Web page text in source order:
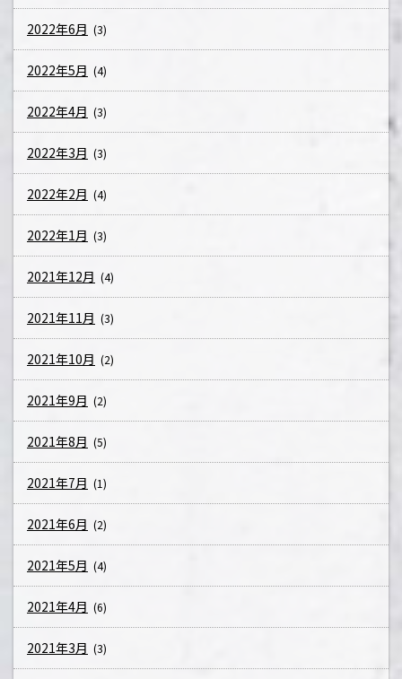
2022年6月 (3)
2022年5月 (4)
2022年4月 (3)
2022年3月 (3)
2022年2月 (4)
2022年1月 (3)
2021年12月 (4)
2021年11月 (3)
2021年10月 (2)
2021年9月 (2)
2021年8月 (5)
2021年7月 (1)
2021年6月 (2)
2021年5月 (4)
2021年4月 (6)
2021年3月 (3)